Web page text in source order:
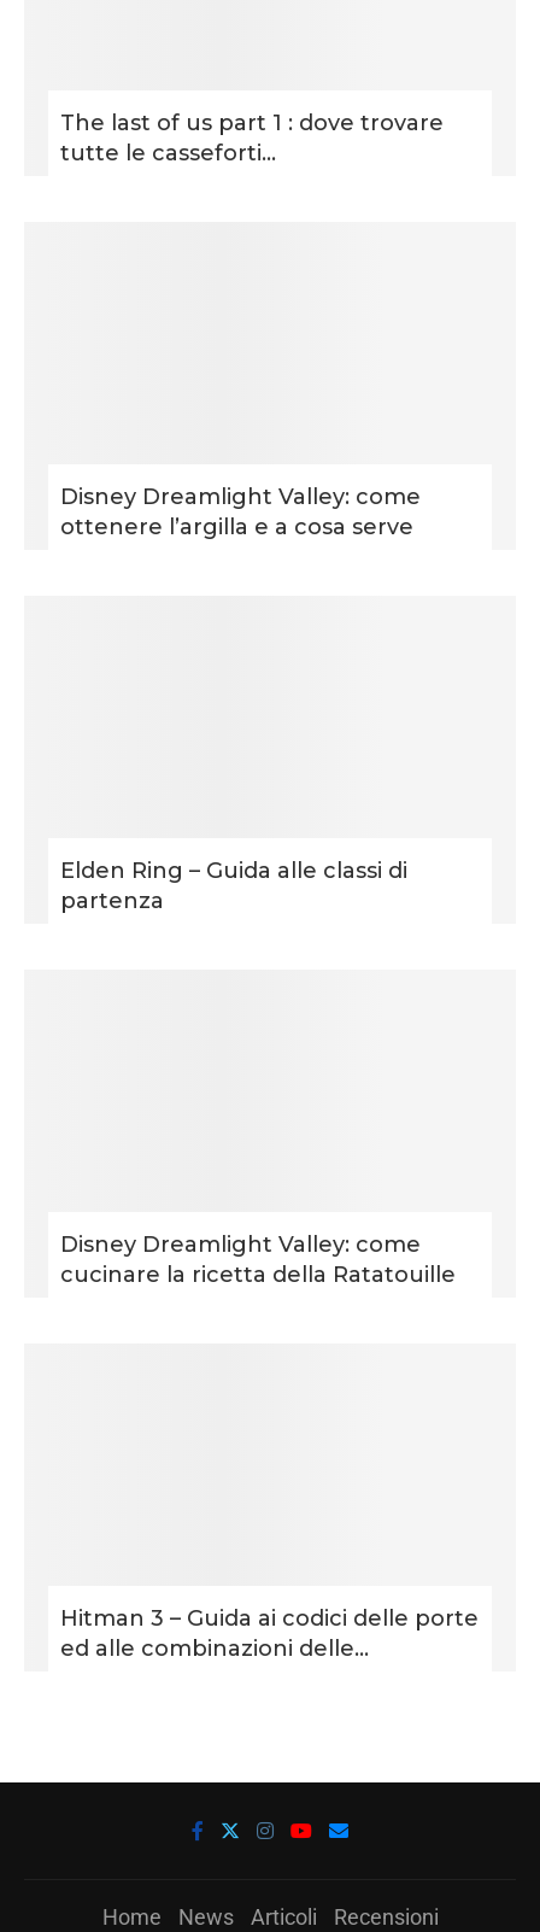
The last of us part 1 : dove trovare
tutte le casseforti...
Disney Dreamlight Valley: come
ottenere l’argilla e a cosa serve
Elden Ring – Guida alle classi di
partenza
Disney Dreamlight Valley: come
cucinare la ricetta della Ratatouille
Hitman 3 – Guida ai codici delle porte
ed alle combinazioni delle...
Home News Articoli Recensioni